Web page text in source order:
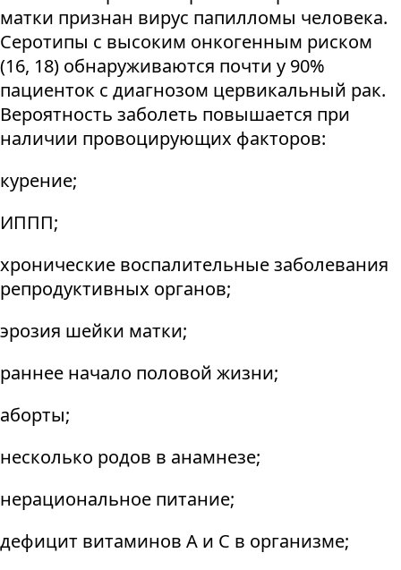
матки признан вирус папилломы человека.
Серотипы с высоким онкогенным риском
(16, 18) обнаруживаются почти у 90%
пациенток с диагнозом цервикальный рак.
Вероятность заболеть повышается при
наличии провоцирующих факторов:
курение;
ИППП;
хронические воспалительные заболевания
репродуктивных органов;
эрозия шейки матки;
раннее начало половой жизни;
аборты;
несколько родов в анамнезе;
нерациональное питание;
дефицит витаминов А и С в организме;